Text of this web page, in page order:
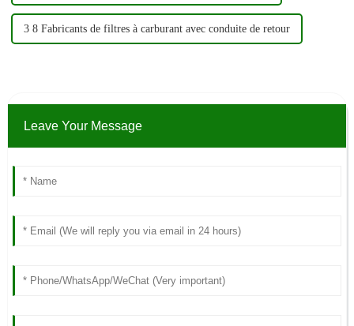
3 8 Fabricants de filtres à carburant avec conduite de retour
Leave Your Message